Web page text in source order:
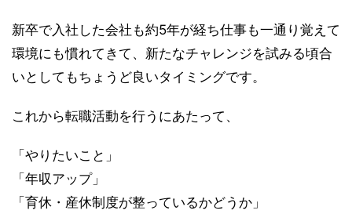
新卒で入社した会社も約5年が経ち仕事も一通り覚えて
環境にも慣れてきて、新たなチャレンジを試みる頃合
いとしてもちょうど良いタイミングです。
これから転職活動を行うにあたって、
「やりたいこと」
「年収アップ」
「育休・産休制度が整っているかどうか」